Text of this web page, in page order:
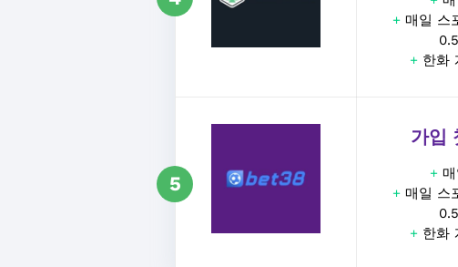
+ 매일 스
+ 한화
5
가입
+
+ 매일 스
+ 한화